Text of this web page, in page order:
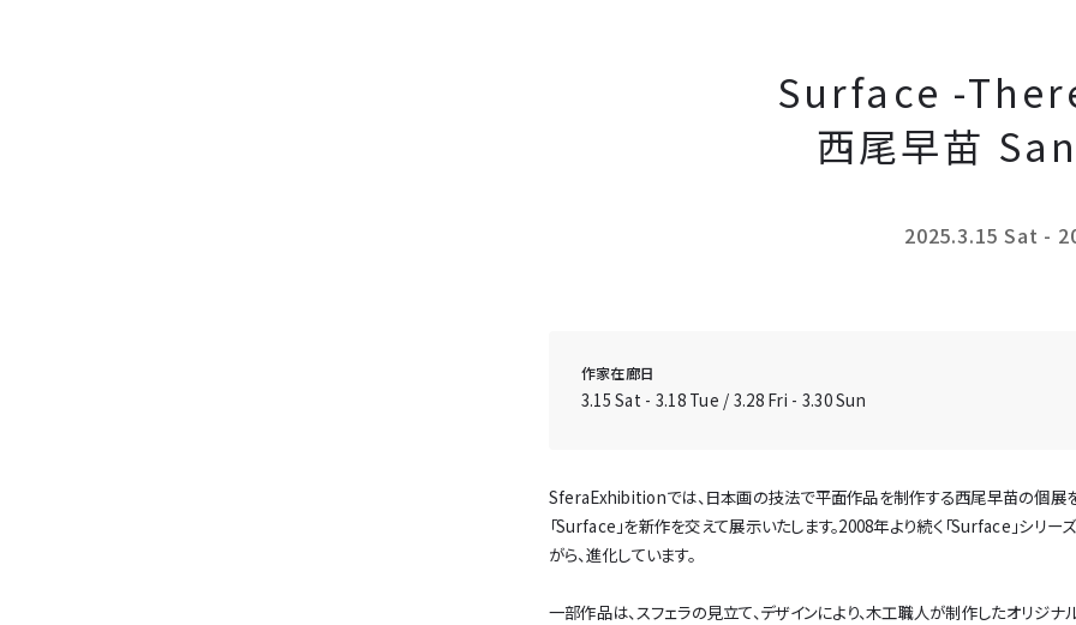
Surface -
西尾早苗
2025.3.15 Sat -
作家在廊日
3.15 Sat - 3.18 Tue / 3.28 Fri - 3.30 Sun
SferaExhibitionでは、日本画の技法で平面作品を制作する西尾早苗の個展
「Surface」を新作を交えて展示いたします。2008年より続く「Surface」シ
がら、進化しています。
一部作品は、スフェラの見立て、デザインにより、木工職人が制作したオリジ